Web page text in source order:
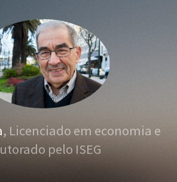
, Licenciado em economia e
pelo ISEG